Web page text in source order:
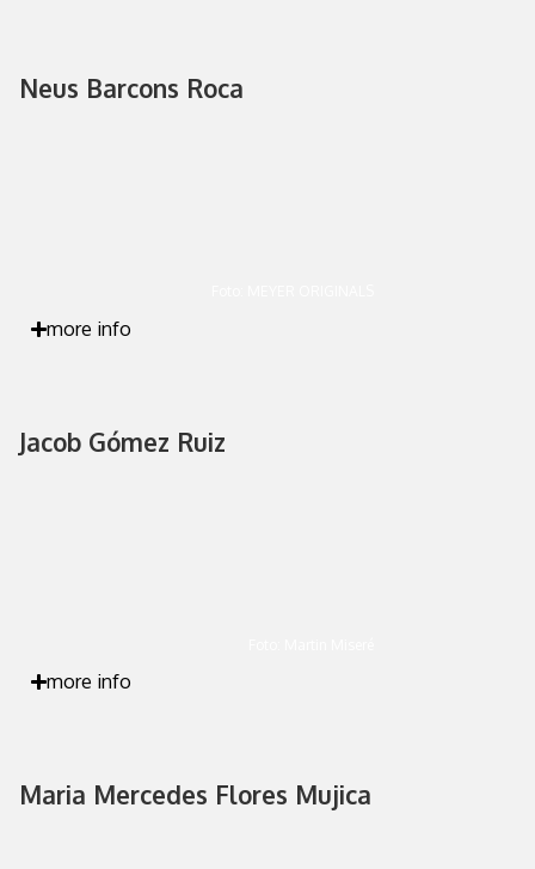
Neus Barcons Roca
more info
Jacob Gómez Ruiz
more info
Maria Mercedes Flores Mujica